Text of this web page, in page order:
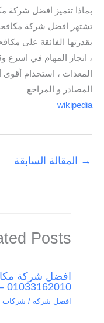
بماذا تتميز افضل شركة
تشتهر افضل شركة
بقدرتها الفائقة على
، انجاز المهام في اسرع
المعدات ، استخدام أقوى
المصادر و المراجع
wikipedia
→ المقالة السابقة
Posts
افضل شركة
01033162010 – خصم 50 %
افضل شركة / شركات